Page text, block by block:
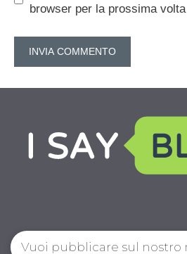
browser per la prossima
Vuoi pubblicare sul nostro